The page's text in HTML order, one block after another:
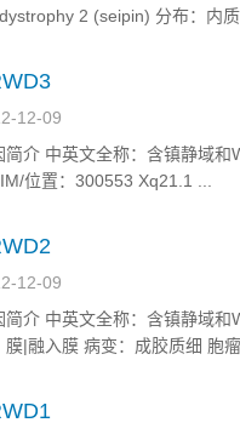
2 (seipin) 分布：内
12-09
简介 中英文全称：含镇静域
位置：300553 Xq21.1 ...
12-09
简介 中英文全称：含镇静域
膜|融入膜 病变：成胶质细 胞